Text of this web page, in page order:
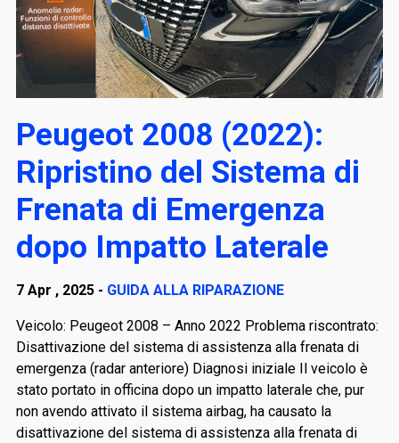
Peugeot 2008 (2022):
Ripristino del Sistema di
Frenata di Emergenza
dopo Impatto Laterale
7 Apr , 2025 - GUIDA ALLA RIPARAZIONE
Veicolo: Peugeot 2008 – Anno 2022 Problema riscontrato:
Disattivazione del sistema di assistenza alla frenata di
emergenza (radar anteriore) Diagnosi iniziale Il veicolo è
stato portato in officina dopo un impatto laterale che, pur
non avendo attivato il sistema airbag, ha causato la
disattivazione del sistema di assistenza alla frenata di